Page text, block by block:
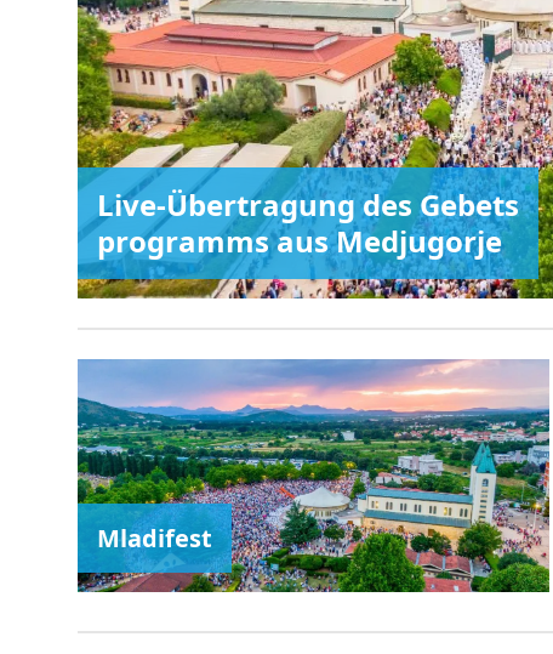
Live-Übertragung des Gebets
programms aus Medjugorje
Mladifest